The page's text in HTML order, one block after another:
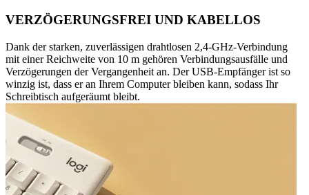
VERZÖGERUNGSFREI UND KABELLOS
Dank der starken, zuverlässigen drahtlosen 2,4-GHz-Verbindung
mit einer Reichweite von 10 m gehören Verbindungsausfälle und
Verzögerungen der Vergangenheit an. Der USB-Empfänger ist so
winzig ist, dass er an Ihrem Computer bleiben kann, sodass Ihr
Schreibtisch aufgeräumt bleibt.